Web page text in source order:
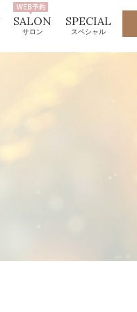
SALON
サロン
SPECIAL
スペシャル